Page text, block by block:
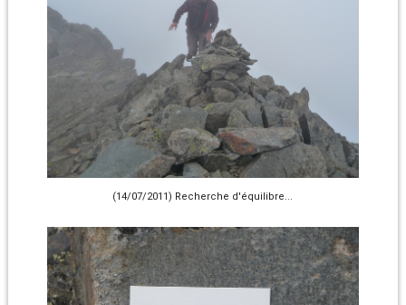
(14/07/2011) Recherche d'équilibre...